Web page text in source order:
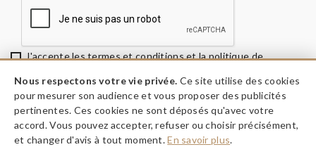
J'accepte les termes et conditions et la politique de
INFORMATIONS keyboard_arrow_down
Nous respectons votre vie privée. Ce site utilise des cookies
pour mesurer son audience et vous proposer des publicités
pertinentes. Ces cookies ne sont déposés qu'avec votre
accord. Vous pouvez accepter, refuser ou choisir précisément,
et changer d'avis à tout moment.En savoir plus.